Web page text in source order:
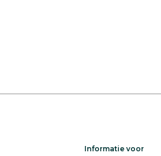
Informatie voor